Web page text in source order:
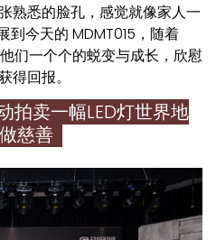
熟悉的脸孔，感觉就像家人一
到今天的 MDMT015，随着
们一个个的蜕变与成长，欣慰
得回报。
拍卖一幅LED灯世界地
慈善